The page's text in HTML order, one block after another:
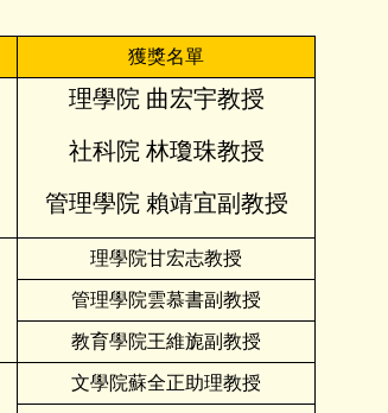
獲獎名單
理學院 曲宏宇教授
社科院 林瓊珠教授
管理學院 賴靖宜副教授
理學院甘宏志教授
管理學院雲慕書副教授
教育學院王維旎副教授
文學院蘇全正助理教授